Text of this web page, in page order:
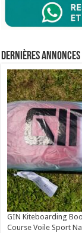
Dernières annonces
GIN Kiteboarding
Course Voile Sport